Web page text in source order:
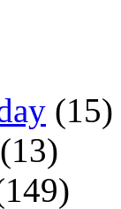
(15)
(13)